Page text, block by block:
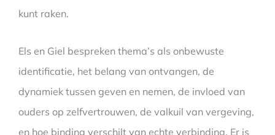
kunt raken.
Els en Giel bespreken thema’s als onbewuste
identificatie, het belang van ontvangen, de
dynamiek tussen geven en nemen, de invloed van
ouders op zelfvertrouwen, de valkuil van vergeving,
en hoe binding verschilt van echte verbinding. Er is